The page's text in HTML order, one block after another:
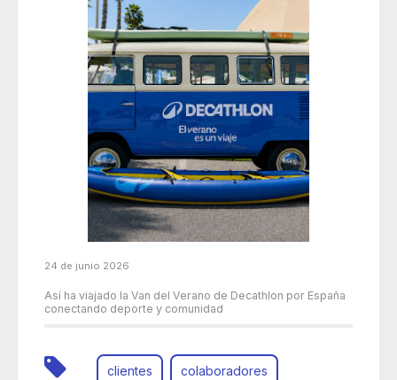
24 de junio 2026
Así ha viajado la Van del Verano de Decathlon por España
conectando deporte y comunidad
clientes colaboradores